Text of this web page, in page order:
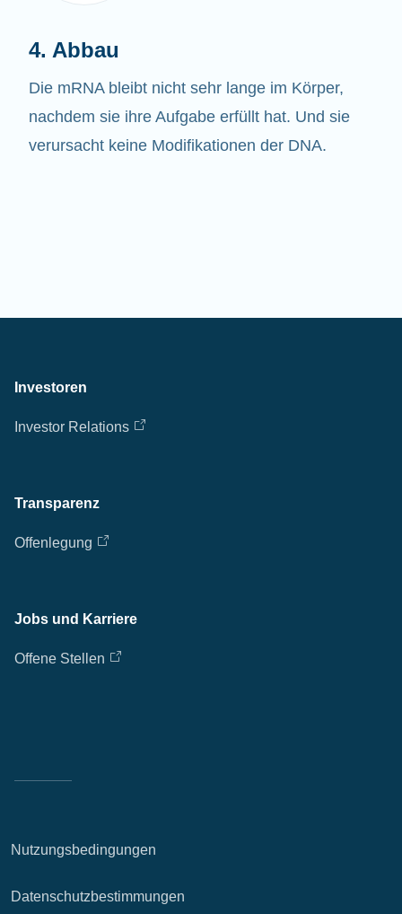
4. Abbau
Die mRNA bleibt nicht sehr lange im Körper,
nachdem sie ihre Aufgabe erfüllt hat. Und sie
verursacht keine Modifikationen der DNA.
Investoren
Investor Relations
Transparenz
Offenlegung
Jobs und Karriere
Offene Stellen
Nutzungsbedingungen
Datenschutzbestimmungen